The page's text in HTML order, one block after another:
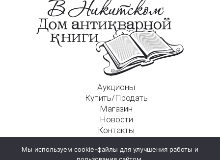
Аукционы
Купить/Продать
Магазин
Новости
Контакты
125009, г. Москва, Никитский пер., д. 4а, стр. 1
Мы используем cookie-файлы для улучшения работы и